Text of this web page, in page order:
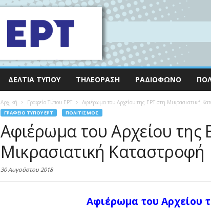
ΔΕΛΤΊΑ ΤΎΠΟΥ ΤΗΛΕΌΡΑΣΗ ΡΑΔΙΌΦΩΝΟ
Αρχική Γραφείο Τύπου ΕΡΤ Αφιέρωμα του Αρχείου της ΕΡΤ στη Μικρασιατική
ΓΡΑΦΕΊΟ ΤΎΠΟΥ ΕΡΤ ΠΟΛΙΤΙΣΜΌΣ
Αφιέρωμα του Αρχείου της
Μικρασιατική Καταστροφή
30 Αυγούστου 2018
Αφιέρωμα του Αρχείου